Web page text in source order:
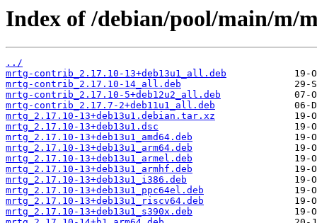
Index of /debian/pool/main/m/
../
mrtg-contrib_2.17.10-13+deb13u1_all.deb
mrtg-contrib_2.17.10-14_all.deb
mrtg-contrib_2.17.10-5+deb12u2_all.deb
mrtg-contrib_2.17.7-2+deb11u1_all.deb
mrtg_2.17.10-13+deb13u1.debian.tar.xz
mrtg_2.17.10-13+deb13u1.dsc
mrtg_2.17.10-13+deb13u1_amd64.deb
mrtg_2.17.10-13+deb13u1_arm64.deb
mrtg_2.17.10-13+deb13u1_armel.deb
mrtg_2.17.10-13+deb13u1_armhf.deb
mrtg_2.17.10-13+deb13u1_i386.deb
mrtg_2.17.10-13+deb13u1_ppc64el.deb
mrtg_2.17.10-13+deb13u1_riscv64.deb
mrtg_2.17.10-13+deb13u1_s390x.deb